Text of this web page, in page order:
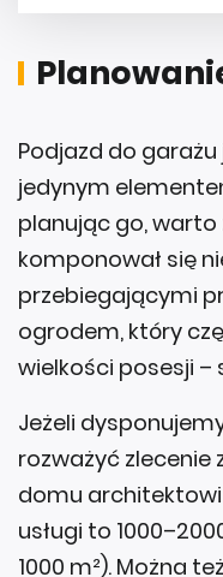
Podjazd do
jedynym
planując go,
komponował się
przebiegającymi
ogrodem, który
wielkości posesji
Jeżeli
rozważyć
domu architektowi
usługi to
1000 m²). Można